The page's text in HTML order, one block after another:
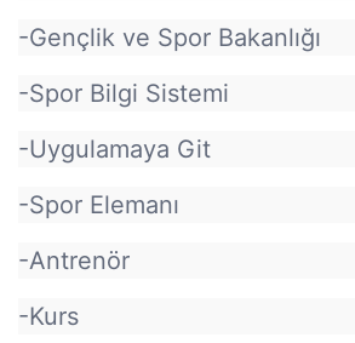
-Gençlik ve Spor Bakanlığı
-Spor Bilgi Sistemi
-Uygulamaya Git
-Spor Elemanı
-Antrenör
-Kurs